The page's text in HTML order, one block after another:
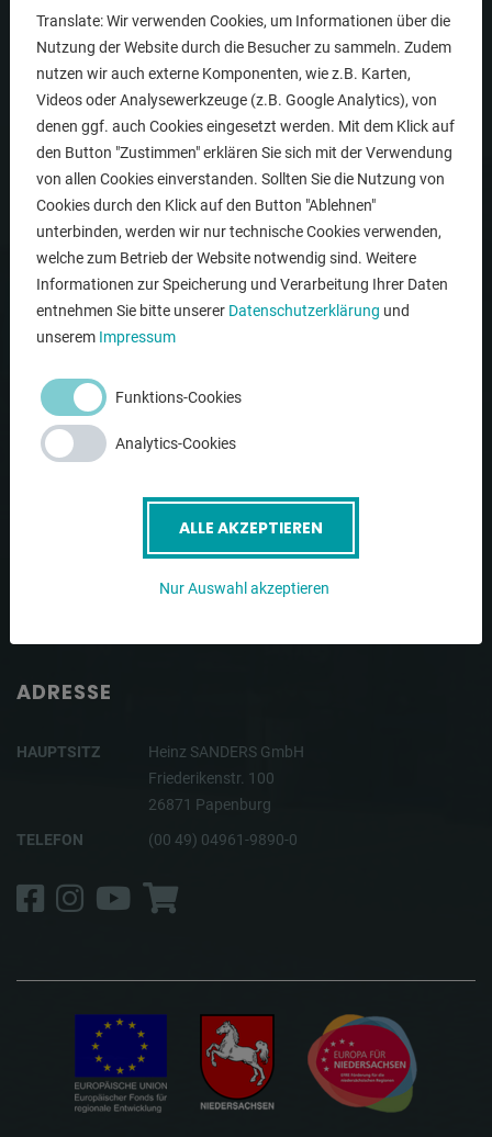
NAVIGATION
Startseite
Unternehmen
Gebrauchtmaschinen
Service
Newsletter
LINKS
News
ADRESSE
HAUPTSITZ
Heinz SANDERS GmbH
Friederikenstr. 100
26871 Papenburg
TELEFON
(00 49) 04961-9890-0
Facebook
Instagram
YouTube
Shop
Translate: Wir verwenden Cookies, um Informationen über die
Nutzung der Website durch die Besucher zu sammeln. Zudem
nutzen wir auch externe Komponenten, wie z.B. Karten,
Videos oder Analysewerkzeuge (z.B. Google Analytics), von
denen ggf. auch Cookies eingesetzt werden. Mit dem Klick auf
den Button "Zustimmen" erklären Sie sich mit der Verwendung
von allen Cookies einverstanden. Sollten Sie die Nutzung von
Cookies durch den Klick auf den Button "Ablehnen"
unterbinden, werden wir nur technische Cookies verwenden,
welche zum Betrieb der Website notwendig sind. Weitere
Informationen zur Speicherung und Verarbeitung Ihrer Daten
entnehmen Sie bitte unserer Datenschutzerklärung und
unserem Impressum
Funktions-Cookies
Analytics-Cookies
ALLE AKZEPTIEREN
Nur Auswahl akzeptieren